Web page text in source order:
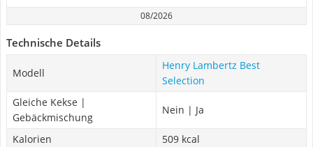
08/2026
Technische Details
Modell
Henry Lambertz Best
Selection
Gleiche Kekse |
Gebäckmischung
Nein | Ja
Kalorien 509 kcal